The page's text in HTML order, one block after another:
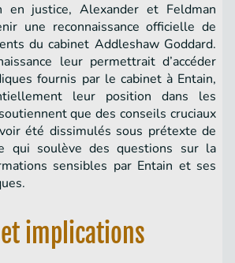
en justice, Alexander et Feldman
une reconnaissance officielle de
du cabinet Addleshaw Goddard.
leur permettrait d’accéder
fournis par le cabinet à Entain,
leur position dans les
que des conseils cruciaux
été dissimulés sous prétexte de
qui soulève des questions sur la
sensibles par Entain et ses
implications